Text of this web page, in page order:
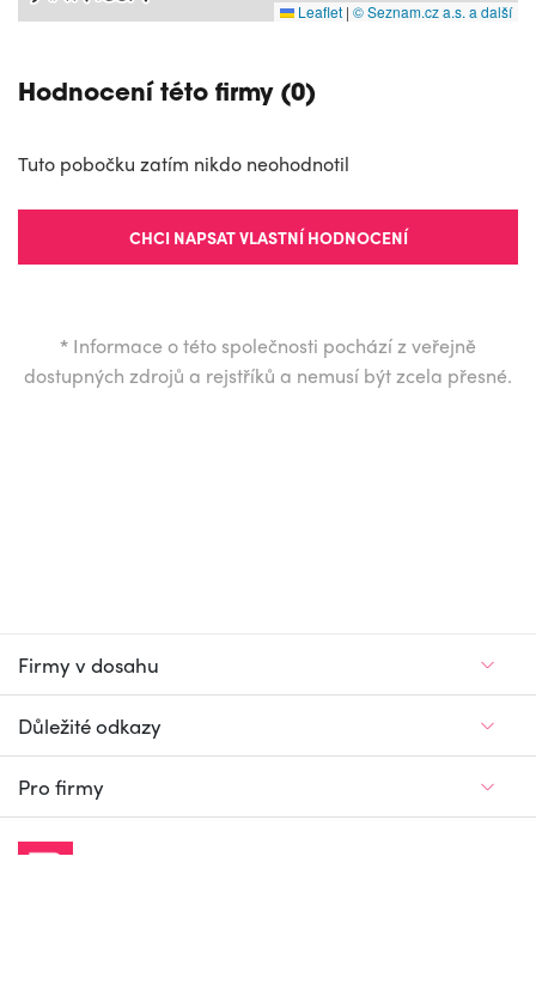
Leaflet | © Seznam.cz a.s. a další
Hodnocení této firmy (0)
Tuto pobočku zatím nikdo neohodnotil
CHCI NAPSAT VLASTNÍ HODNOCENÍ
* Informace o této společnosti pochází z veřejně
dostupných zdrojů a rejstříků a nemusí být zcela přesné.
Firmy v dosahu
Důležité odkazy
Pro firmy